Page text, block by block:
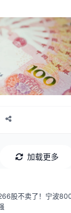
加载更多
股不卖了！宁波